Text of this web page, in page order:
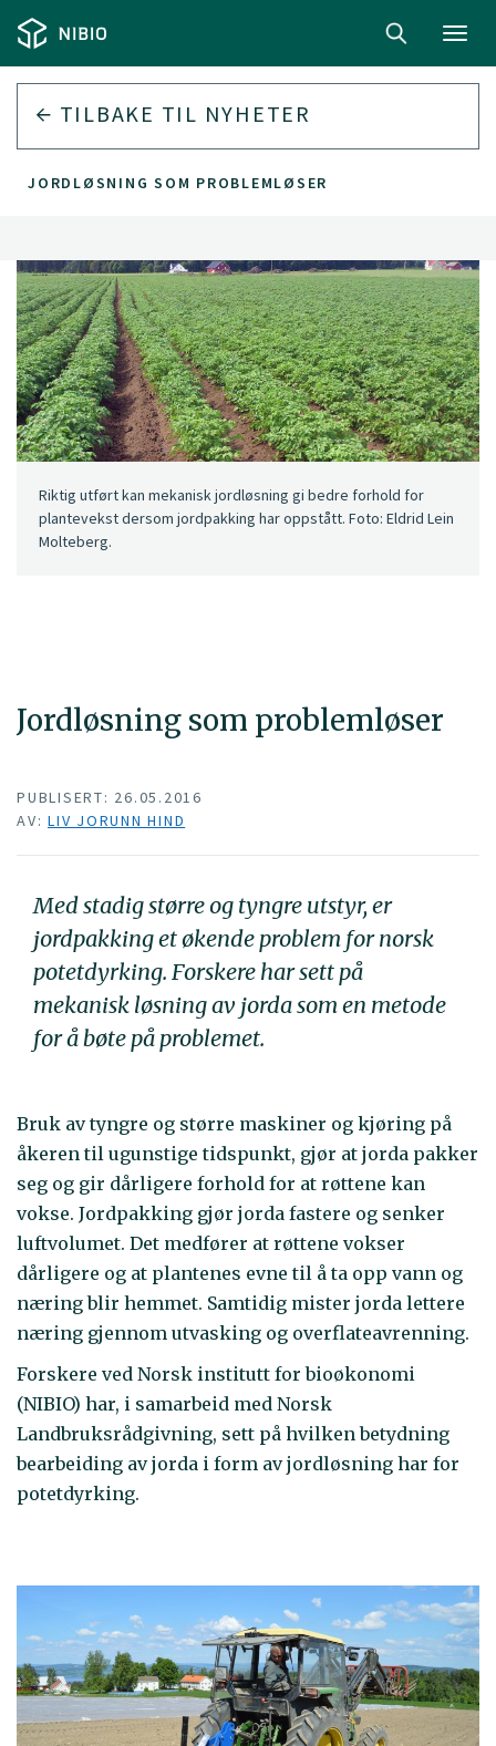
TILBAKE TIL NYHETER
JORDLØSNING SOM PROBLEMLØSER
Jordløsning som problemløser
Riktig utført kan mekanisk jordløsning gi bedre forhold for
plantevekst dersom jordpakking har oppstått. Foto: Eldrid Lein
Molteberg.
PUBLISERT: 26.05.2016
AV: LIV JORUNN HIND
Med stadig større og tyngre utstyr, er
jordpakking et økende problem for norsk
potetdyrking. Forskere har sett på
mekanisk løsning av jorda som en metode
for å bøte på problemet.
Bruk av tyngre og større maskiner og kjøring på
åkeren til ugunstige tidspunkt, gjør at jorda pakker
seg og gir dårligere forhold for at røttene kan
vokse. Jordpakking gjør jorda fastere og senker
luftvolumet. Det medfører at røttene vokser
dårligere og at plantenes evne til å ta opp vann og
næring blir hemmet. Samtidig mister jorda lettere
næring gjennom utvasking og overflateavrenning.
Forskere ved Norsk institutt for bioøkonomi
(NIBIO) har, i samarbeid med Norsk
Landbruksrådgivning, sett på hvilken betydning
bearbeiding av jorda i form av jordløsning har for
potetdyrking.